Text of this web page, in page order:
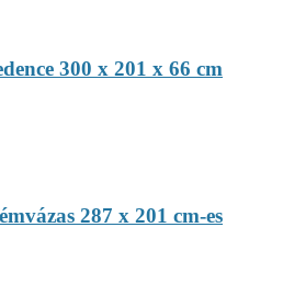
300 x 201 x 66 cm
287 x 201 cm-es